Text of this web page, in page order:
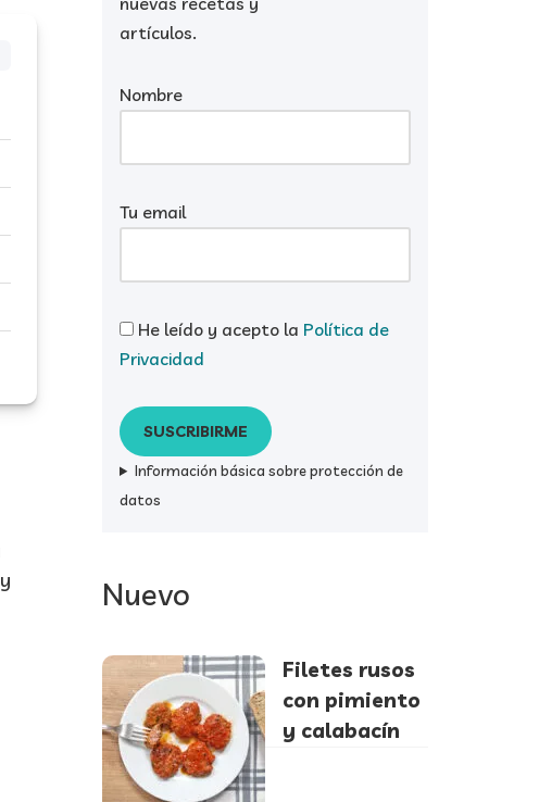
artículos.
Nombre
Tu email
He leído y acepto la Política de
Privacidad
Información básica sobre protección de
datos
Nuevo
Filetes rusos
con pimiento
y calabacín